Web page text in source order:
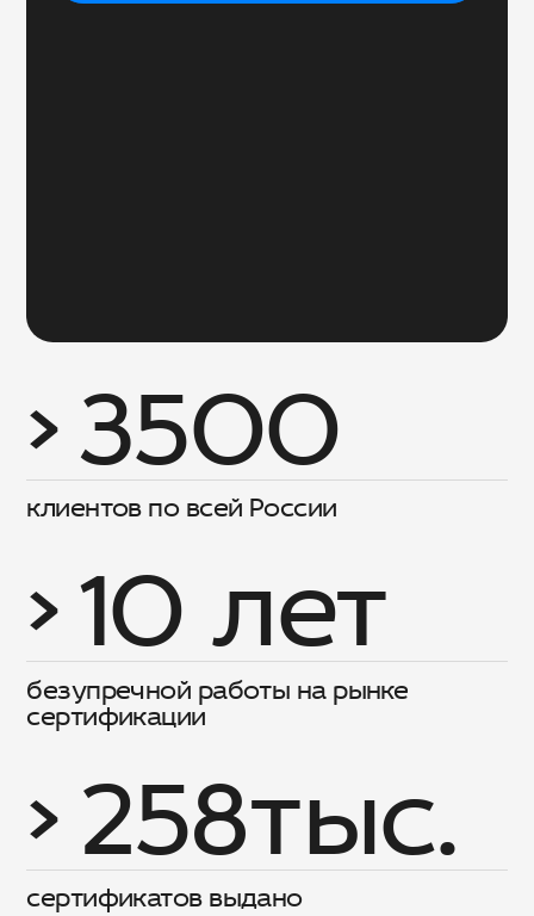
> 3500
клиентов по всей России
> 10 лет
безупречной работы на рынке
сертификации
> 258тыс.
сертификатов выдано